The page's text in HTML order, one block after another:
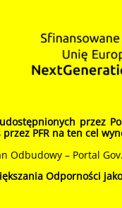
przez
PFR na ten cel
Odbudowy – Portal
Odporności